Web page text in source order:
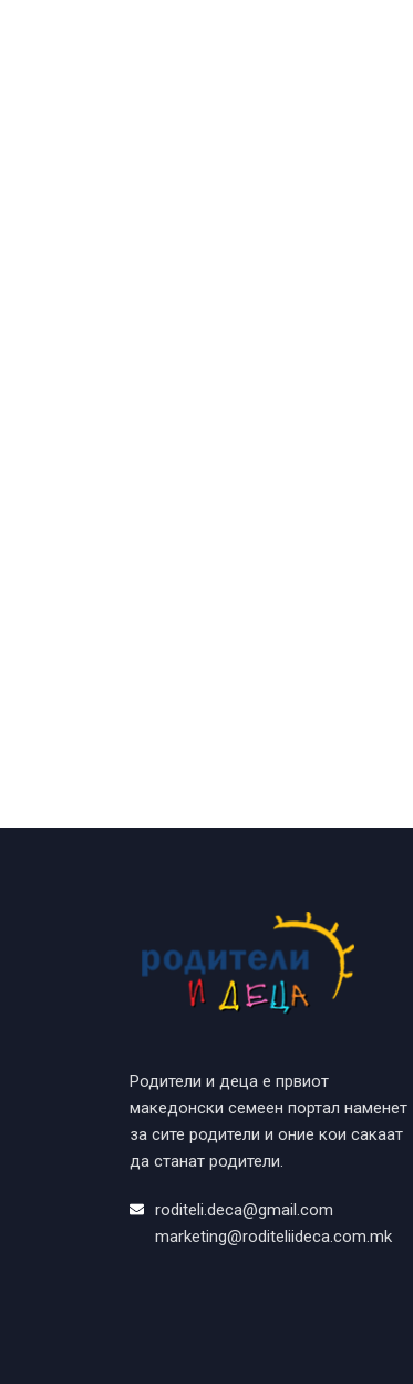
Родители и деца е првиот
македонски семеен портал наменет
за сите родители и оние кои сакаат
да станат родители.
roditeli.deca@gmail.com
marketing@roditeliideca.com.mk